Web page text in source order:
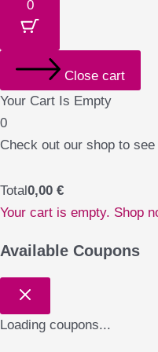
0
Close cart
Your Cart Is Empty
0
Check out our shop to
Total0,00 €
Your cart is empty. Shop
Available Coupons
Loading coupons...